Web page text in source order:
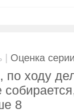
| Оценка
по ходу
8